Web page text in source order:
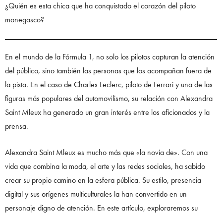
¿Quién es esta chica que ha conquistado el corazón del piloto
monegasco?
En el mundo de la Fórmula 1, no solo los pilotos capturan la atención
del público, sino también las personas que los acompañan fuera de
la pista. En el caso de Charles Leclerc, piloto de Ferrari y una de las
figuras más populares del automovilismo, su relación con Alexandra
Saint Mleux ha generado un gran interés entre los aficionados y la
prensa.
Alexandra Saint Mleux es mucho más que «la novia de». Con una
vida que combina la moda, el arte y las redes sociales, ha sabido
crear su propio camino en la esfera pública. Su estilo, presencia
digital y sus orígenes multiculturales la han convertido en un
personaje digno de atención. En este artículo, exploraremos su